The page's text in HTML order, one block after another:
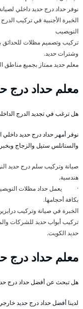
نوفر حداد درج حديد داخلي
الخبرة الأجنبية في تركيب
النويصيب
تركيب وتصميم مظلات للحدائق
وشترات حديد.
معلم حديد ممتاز بجميع مناطق
معلم حداد درج
هل ترغب في تجديد الدرج
نوفر أمهر حداد درج حديد داخلي
والستانلس ستيل والزجاج
صيانة وتركيب سلم درج حديد
هندسية.
· يعمل حداد مظلات
بكافة أحجامها.
الخبرة في صيانة وتركيب
تركيب أبواب حديد للشركات
حديد الكويت.
معلم حداد درج
هل تبحث عن أفضل حداد درج
لدينا أفضل حداد درج حديد